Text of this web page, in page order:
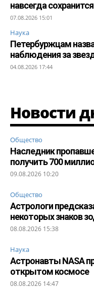
навсегда
07.08.2026 15:01
Наука
Петербуржцам
наблюдения за
04.08.2026 17:44
Новости
Общество
Наследник
получить 700
09.08.2026 10:20
Общество
Астрологи
некоторых знаков
08.08.2026 15:38
Наука
Астронавты NASA
открытом космосе
08.08.2026 14:47